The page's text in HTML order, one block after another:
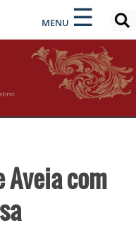
MENU ☰
×
×
NOTÍCIA
Aveia com